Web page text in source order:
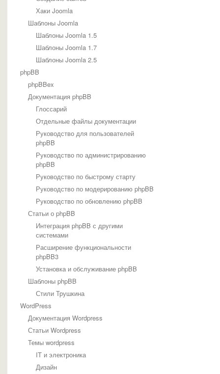
Хаки Joomla
Шаблоны Joomla
Шаблоны Joomla 1.5
Шаблоны Joomla 1.7
Шаблоны Joomla 2.5
phpBB
phpBBex
Документация phpBB
Глоссарий
Отдельные файлы документации
Руководство для пользователей
phpBB
Руководство по администрированию
phpBB
Руководство по быстрому старту
Руководство по модерированию phpBB
Руководство по обновлению phpBB
Статьи о phpBB
Интеграция phpBB с другими
системами
Расширение функциональности
phpBB3
Установка и обслуживание phpBB
Шаблоны phpBB
Стили Трушкина
WordPress
Документация Wordpress
Статьи Wordpress
Темы wordpress
IT и электроника
Дизайн